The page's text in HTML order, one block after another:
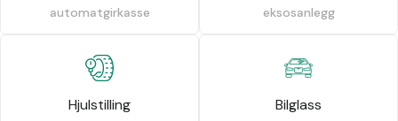
automatgirkasse
eksosanlegg
Hjulstilling Bilglass